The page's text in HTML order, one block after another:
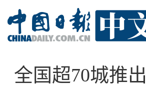
全国超70城推